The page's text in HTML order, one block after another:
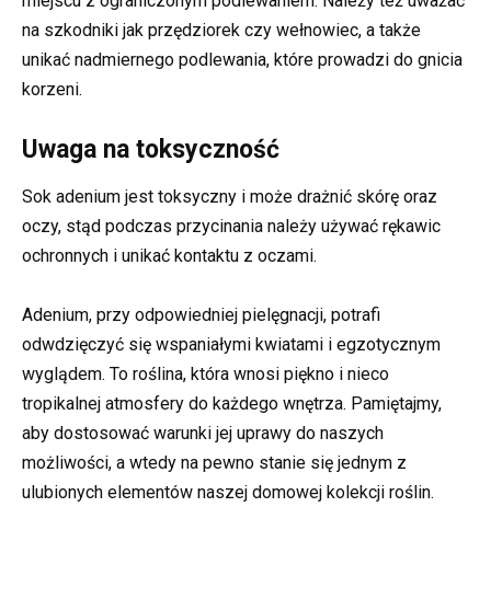
na szkodniki jak przędziorek czy wełnowiec, a także
unikać nadmiernego podlewania, które prowadzi do gnicia
korzeni.
Uwaga na toksyczność
Sok adenium jest toksyczny i może drażnić skórę oraz
oczy, stąd podczas przycinania należy używać rękawic
ochronnych i unikać kontaktu z oczami.
Adenium, przy odpowiedniej pielęgnacji, potrafi
odwdzięczyć się wspaniałymi kwiatami i egzotycznym
wyglądem. To roślina, która wnosi piękno i nieco
tropikalnej atmosfery do każdego wnętrza. Pamiętajmy,
aby dostosować warunki jej uprawy do naszych
możliwości, a wtedy na pewno stanie się jednym z
ulubionych elementów naszej domowej kolekcji roślin.